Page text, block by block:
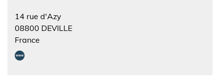
14 rue d'Azy
08800 DEVILLE
France